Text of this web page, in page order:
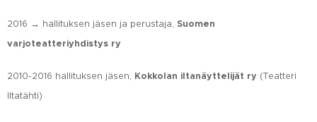
2016 → hallituksen jäsen ja perustaja, Suomen
varjoteatteriyhdistys ry
2010-2016 hallituksen jäsen, Kokkolan iltanäyttelijät ry (Teatteri
Iltatähti)